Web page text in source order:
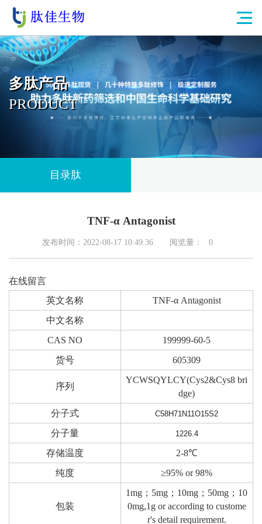
多肽产品
PRODUCT
目录肽
TNF-α Antagonist
发布时间：2022-08-17 10:49:36 阅览量： 0
在线留言
英文名称
TNF-α Antagonist
中文名称
CAS NO
199999-60-5
货号
605309
序列
YCWSQYLCY(Cys2&Cys8 bri
dge)
分子式
C58H71N11O15S2
分子量 1226.4
存储温度
2-8℃
纯度
≥95% or 98%
包装
1mg；5mg；10mg；50mg；10
0mg,1g or according to custome
r's detail requirement.